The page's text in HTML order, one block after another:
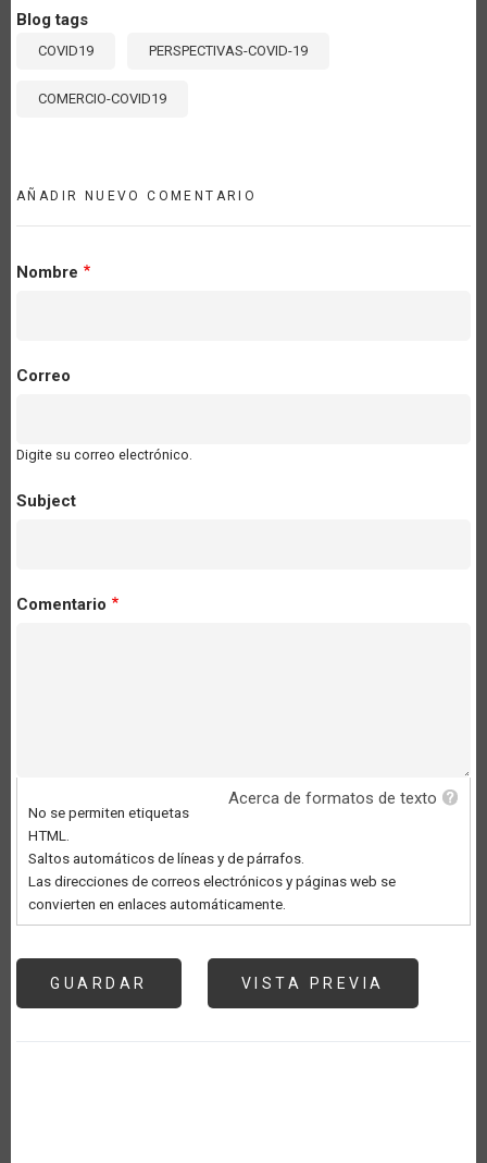
Blog tags
COVID19 PERSPECTIVAS-COVID-19
COMERCIO-COVID19
AÑADIR NUEVO COMENTARIO
Nombre
Correo
Digite su correo electrónico.
Subject
Comentario
Acerca de formatos de texto
No se permiten etiquetas
HTML.
Saltos automáticos de líneas y de párrafos.
Las direcciones de correos electrónicos y páginas web se
convierten en enlaces automáticamente.